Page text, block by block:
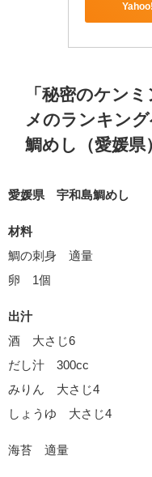
「秘密のケン
メのランキン
鯛めし（愛媛県
愛媛県 宇和島鯛めし
材料
鯛の刺身 適量
卵 1個
出汁
酒 大さじ6
だし汁 300cc
みりん 大さじ4
しょうゆ 大さじ4
海苔 適量